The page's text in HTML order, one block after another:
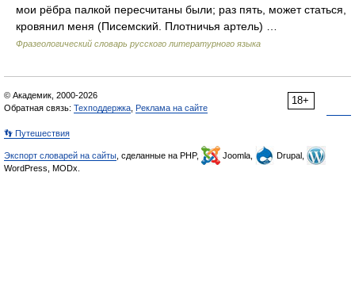
мои рёбра палкой пересчитаны были; раз пять, может статься,
кровянил меня (Писемский. Плотничья артель) …
Фразеологический словарь русского литературного языка
18+
© Академик, 2000-2026
Обратная связь: Техподдержка Реклама на сайте
👣 Путешествия
Экспорт словарей на сайты , сделанные на PHP, Joomla,
Drupal,
WordPress, MODx.